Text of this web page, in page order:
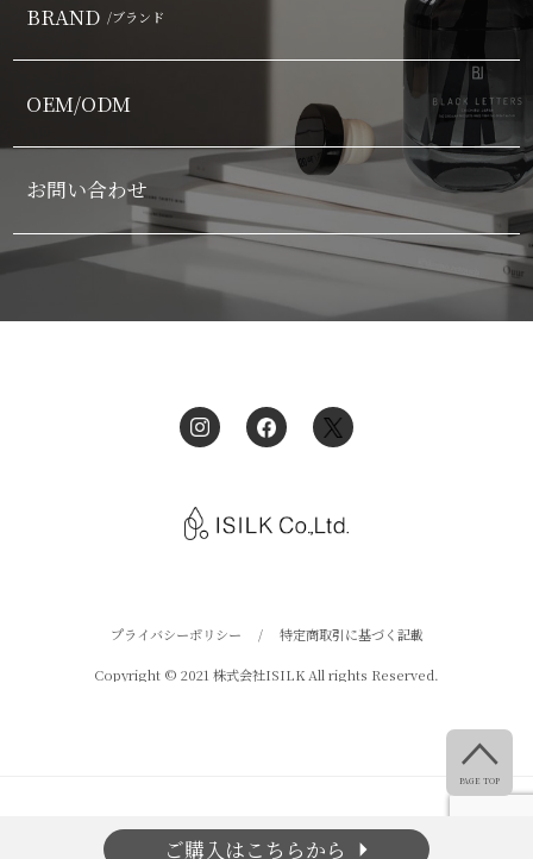
ご購入はこちらから arrow_right

PAGE TOP
BRAND /ブランド
OEM/ODM
お問い合わせ
プライバシーポリシー / 特定商取引に基づく記載
Copyright © 2021 株式会社ISILK All rights Reserved.